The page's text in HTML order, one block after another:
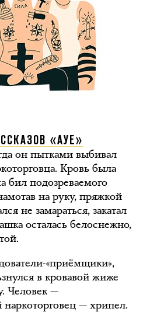
«АУЕ»
он пытками выбивал
Кровь была
бил подозреваемого
на руку, пряжкой
не замараться, закатал
осталась белоснежно,
«приёмщики»,
в кровавой жиже
Человек —
— хрипел.